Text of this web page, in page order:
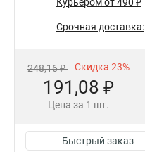
Курьером от 490 ₽
Срочная доставка:
248,16 ₽ Скидка 23%
191,08 ₽
Цена за 1 шт.
Быстрый заказ